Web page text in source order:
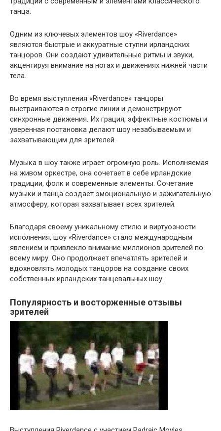
танца.
Одним из ключевых элементов шоу «Riverdance»
являются быстрые и аккуратные ступни ирландских
танцоров. Они создают удивительные ритмы и звуки,
акцентируя внимание на ногах и движениях нижней части
тела.
Во время выступления «Riverdance» танцоры
выстраиваются в строгие линии и демонстрируют
синхронные движения. Их грация, эффектные костюмы и
уверенная постановка делают шоу незабываемым и
захватывающим для зрителей.
Музыка в шоу также играет огромную роль. Исполняемая
на живом оркестре, она сочетает в себе ирландские
традиции, фолк и современные элементы. Сочетание
музыки и танца создает эмоциональную и зажигательную
атмосферу, которая захватывает всех зрителей.
Благодаря своему уникальному стилю и виртуозности
исполнения, шоу «Riverdance» стало международным
явлением и привлекло внимание миллионов зрителей по
всему миру. Оно продолжает впечатлять зрителей и
вдохновлять молодых танцоров на создание своих
собственных ирландских танцевальных шоу.
Популярность и восторженные отзывы
зрителей